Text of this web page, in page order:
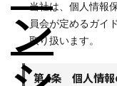
当社は、個人情報
員会が定めるガイ
取り扱います。
第4条 個人情報